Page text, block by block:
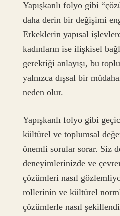
Yapışkanlı folyo gibi
daha derin bir değişimi
Erkeklerin yapısal
kadınların ise ilişkisel
gerektiği anlayışı, bu
yalnızca dışsal bir
neden olur.
Yapışkanlı folyo gibi
kültürel ve toplumsal
önemli sorular sorar. Siz
deneyimlerinizde ve
çözümleri nasıl
rollerinin ve kültürel
çözümlerle nasıl